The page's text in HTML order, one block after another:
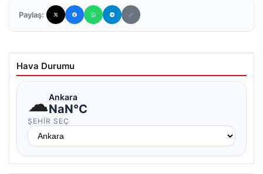
Paylaş:
Hava Durumu
☁Ankara
NaN°C
ŞEHIR SEÇ